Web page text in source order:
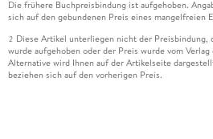
Die frühere Buchpreisbindung ist aufgehoben.
sich auf den gebundenen Preis eines mangelfreien
2 Diese Artikel unterliegen nicht der Preisbindung,
wurde aufgehoben oder der Preis wurde vom
Alternative wird Ihnen auf der Artikelseite
beziehen sich auf den vorherigen Preis.